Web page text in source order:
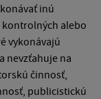
inú
alebo
vykonávajú
nevzťahuje na
činnosť,
publicistickú